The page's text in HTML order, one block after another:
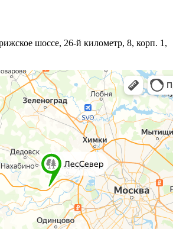
шоссе, 26-й километр, 8, корп. 1,